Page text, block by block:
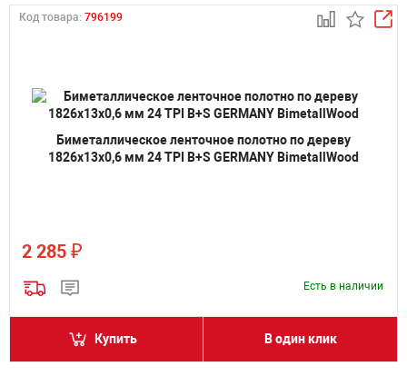
Код товара: 796199
Биметаллическое ленточное полотно по дереву
1826х13х0,6 мм 24 TPI B+S GERMANY BimetallWood
2 285 ₽
Есть в наличии
Купить В один клик